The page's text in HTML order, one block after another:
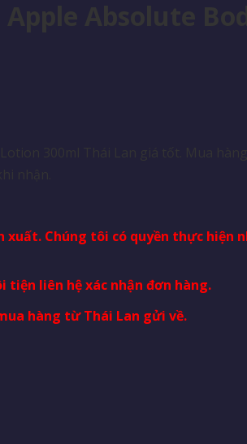
xuất. Chúng tôi có quyền thực
tiện liên hệ xác nhận đơn hàng.
hàng từ Thái Lan gửi về.